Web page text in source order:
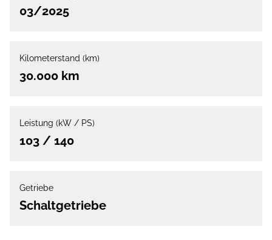
03/2025
Kilometerstand (km)
30.000 km
Leistung (kW / PS)
103 / 140
Getriebe
Schaltgetriebe